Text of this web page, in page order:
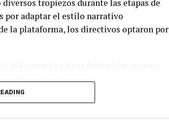
tropiezos durante las etapas de
por adaptar el estilo narrativo
la plataforma, los directivos optaron por
aclamada distopía. Sin embargo, Netflix
derivados y en la continuidad de las
más lucrativa a nivel internacional.